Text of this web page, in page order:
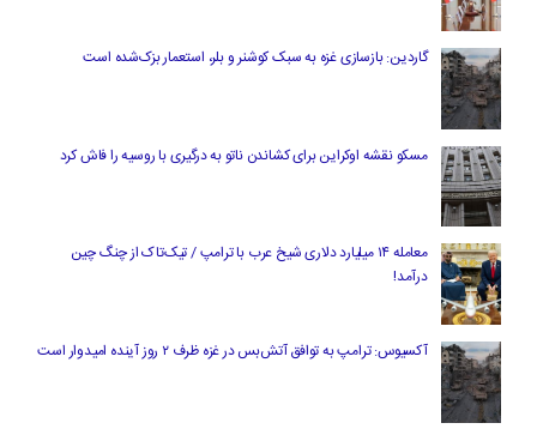
گاردین: بازسازی غزه به سبک کوشنر و بلر، استعمار بزک‌شده است
مسکو نقشه اوکراین برای کشاندن ناتو به درگیری با روسیه را فاش کرد
معامله ۱۴ میلیارد دلاری شیخ عرب با ترامپ / تیک‌تاک از چنگ چین
درآمد!
آکسیوس: ترامپ به توافق آتش‌بس در غزه ظرف ۲ روز آینده امیدوار است